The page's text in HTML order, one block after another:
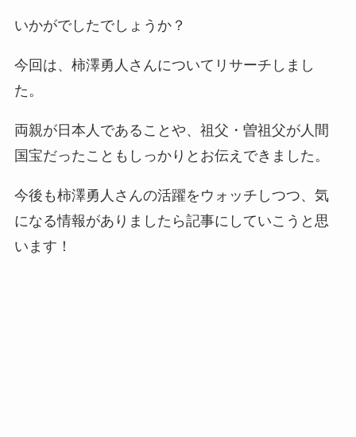
いかがでしたでしょうか？
今回は、柿澤勇人さんについてリサーチしまし
た。
両親が日本人であることや、祖父・曽祖父が人間
国宝だったこともしっかりとお伝えできました。
今後も柿澤勇人さんの活躍をウォッチしつつ、気
になる情報がありましたら記事にしていこうと思
います！